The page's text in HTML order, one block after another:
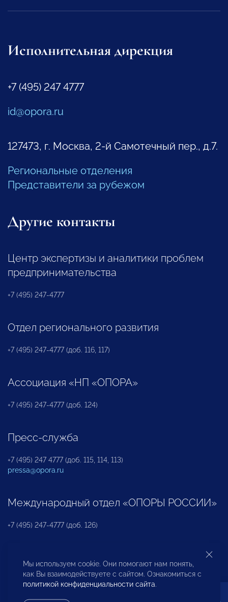
Исполнительная дирекция
+7 (495) 247 4777
id@opora.ru
127473, г. Москва, 2-й Самотечный пер., д.7.
Региональные отделения
Представители за рубежом
Другие контакты
Центр экспертизы и аналитики проблем
предпринимательства
+7 (495) 247-4777
Отдел регионального развития
+7 (495) 247-4777 (доб. 116, 117)
Ассоциация «НП «ОПОРА»
+7 (495) 247-4777 (доб. 124)
Пресс-служба
+7 (495) 247 4777 (доб. 115, 114, 113)
pressa@opora.ru
Международный отдел «ОПОРЫ РОССИИ»
+7 (495) 247-4777 (доб. 126)
Бюро по защите прав предпринимателей и
инвесторов
Мы используем cookie. Они помогают нам понять,
как Вы взаимодействуете с сайтом. Ознакомиться с
политикой конфиденциальности сайта.